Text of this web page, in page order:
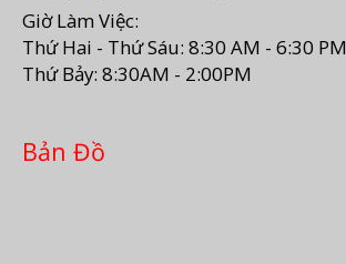
Giờ Làm Việc:
Thứ Hai - Thứ Sáu: 8:30 AM - 6:30 PM
Thứ Bảy: 8:30AM - 2:00PM
Bản Đồ